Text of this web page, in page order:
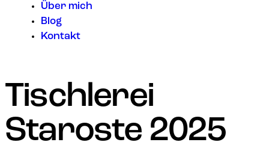
Über mich
Blog
Kontakt
Tischlerei
Staroste 2025